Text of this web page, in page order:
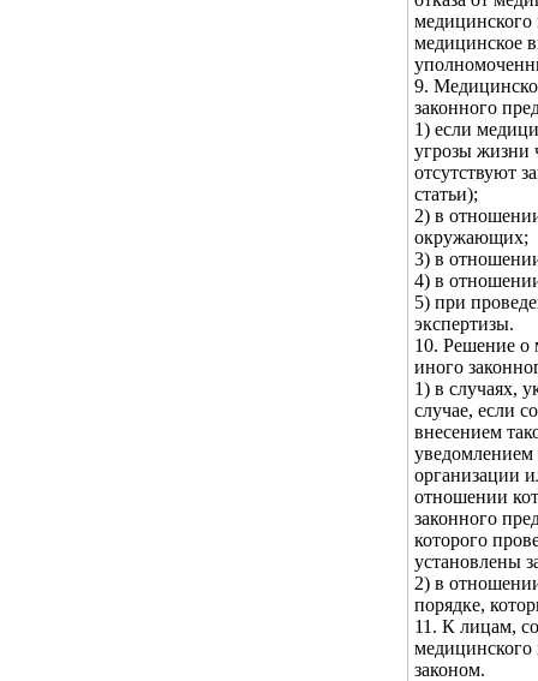
медицинского
медицинское
9.
законного
1) если
угрозы жизни
отсутствуют
статьи);
2) в
окружающих;
3) в
4) в
5) при
экспертизы.
10. Решение о
иного
1) в случаях,
случае, если
внесением
организации
отношении
законного
которого
установлены
2) в
порядке,
11. К лицам,
медицинского
законом.